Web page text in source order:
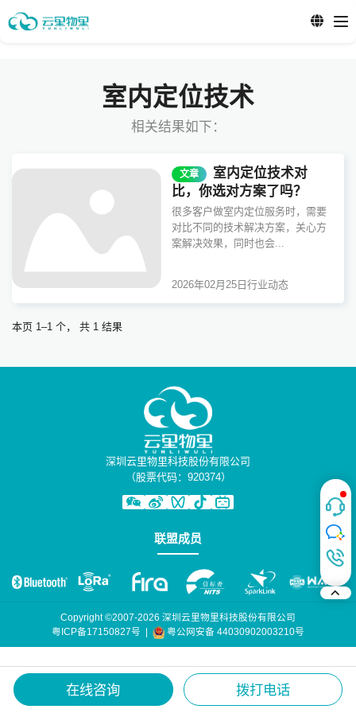
室内定位技术
相关结果如下：
文章
室内定位技术对
比，你选对方案了吗？
很多客户做室内定位服务时，需要
对比不同的技术解决方案，关心方
案解决效果，同时也会...
2026年02月25日行业动态
本页 1–1 个， 共 1 结果
深圳云里物里科技股份有限公司
（股票代码：920374）
联盟成员
Copyright ©2007-2026 深圳云里物里科技股份有限公司
粤ICP备17150827号 | 粤公网安备 44030902003210号
在线咨询 拨打电话